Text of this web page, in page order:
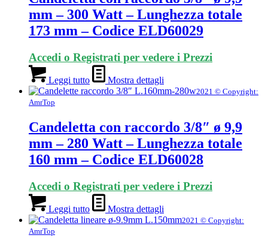
mm – 300 Watt – Lunghezza totale
173 mm – Codice ELD60029
Accedi o Registrati per vedere i Prezzi
Leggi tutto Mostra dettagli
2021 © Copyright:
AmrTop
Candeletta con raccordo 3/8″ ø 9,9
mm – 280 Watt – Lunghezza totale
160 mm – Codice ELD60028
Accedi o Registrati per vedere i Prezzi
Leggi tutto Mostra dettagli
2021 © Copyright:
AmrTop